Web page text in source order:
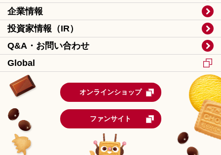
企業情報
投資家情報（IR）
Q&A・お問い合わせ
Global
オンラインショップ
ファンサイト